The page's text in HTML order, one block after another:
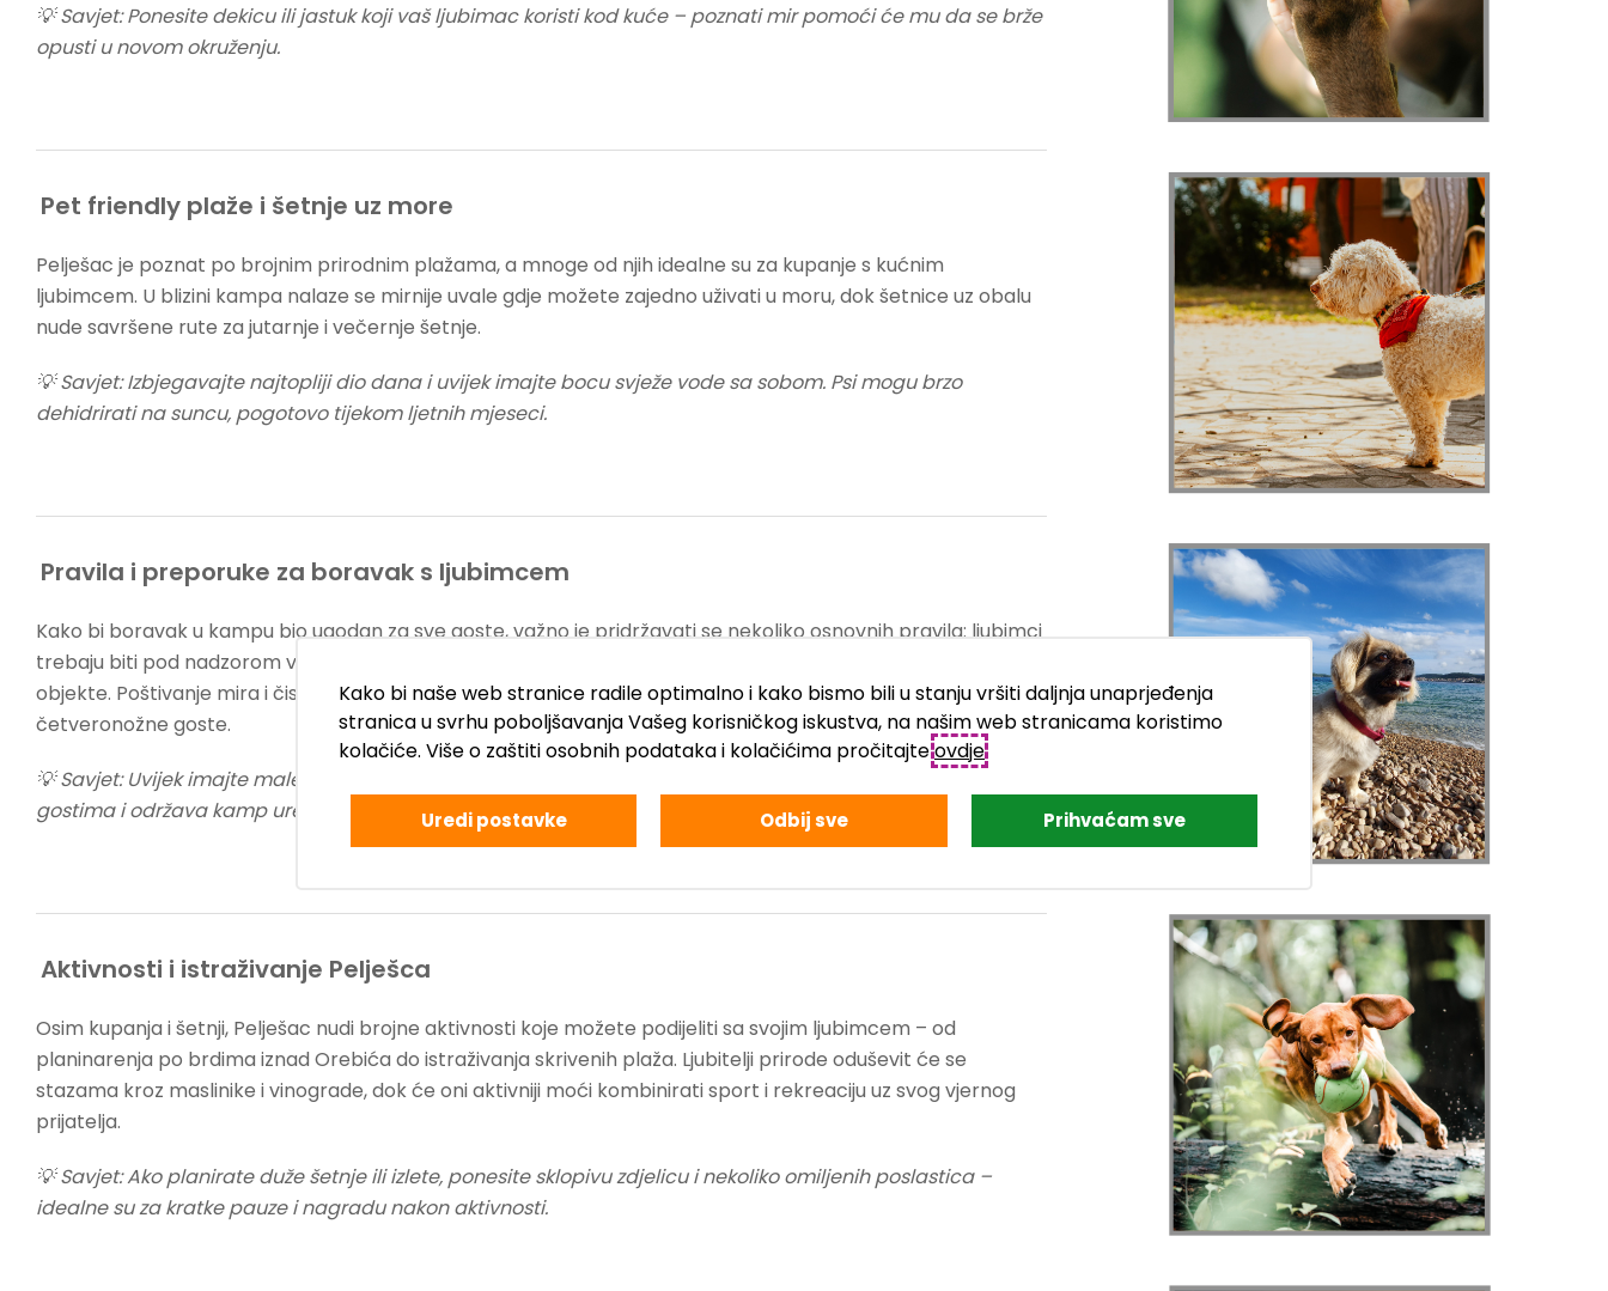
💡 Savjet: Ponesite dekicu ili jastuk koji vaš ljubimac koristi kod kuće – poznati mir pomoći će mu da se brže
opusti u novom okruženju.
Pet friendly plaže i šetnje uz more
Pelješac je poznat po brojnim prirodnim plažama, a mnoge od njih idealne su za kupanje s kućnim
ljubimcem. U blizini kampa nalaze se mirnije uvale gdje možete zajedno uživati u moru, dok šetnice uz obalu
nude savršene rute za jutarnje i večernje šetnje.
💡 Savjet: Izbjegavajte najtopliji dio dana i uvijek imajte bocu svježe vode sa sobom. Psi mogu brzo
dehidrirati na suncu, pogotovo tijekom ljetnih mjeseci.
Pravila i preporuke za boravak s ljubimcem
Kako bi boravak u kampu bio ugodan za sve goste, važno je pridržavati se nekoliko osnovnih pravila: ljubimci
trebaju biti pod nadzorom vlasnika, koristiti povodac u zajedničkim prostorima te ne smiju ulaziti u sanitarne
objekte. Poštivanje mira i čistoće doprinosi tome da kamp ostane ugodno mjesto za sve – i dvonožne i
četveronožne goste.
💡 Savjet: Uvijek imajte male vrećice za čišćenje iza svog ljubimca – to pokazuje poštovanje prema drugim
gostima i održava kamp urednim.
Aktivnosti i istraživanje Pelješca
Osim kupanja i šetnji, Pelješac nudi brojne aktivnosti koje možete podijeliti sa svojim ljubimcem – od
planinarenja po brdima iznad Orebića do istraživanja skrivenih plaža. Ljubitelji prirode oduševit će se
stazama kroz maslinike i vinograde, dok će oni aktivniji moći kombinirati sport i rekreaciju uz svog vjernog
prijatelja.
💡 Savjet: Ako planirate duže šetnje ili izlete, ponesite sklopivu zdjelicu i nekoliko omiljenih poslastica –
idealne su za kratke pauze i nagradu nakon aktivnosti.
Kako bi naše web stranice radile optimalno i kako bismo bili u stanju vršiti daljnja unaprjeđenja
stranica u svrhu poboljšavanja Vašeg korisničkog iskustva, na našim web stranicama koristimo
kolačiće. Više o zaštiti osobnih podataka i kolačićima pročitajteovdje.
Uredi postavke Odbij sve Prihvaćam sve